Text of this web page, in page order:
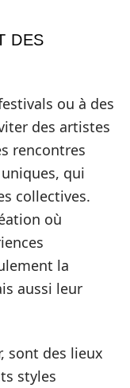
DES
ou à des
des artistes
rencontres
qui
collectives.
où
la
aussi leur
sont des lieux
styles